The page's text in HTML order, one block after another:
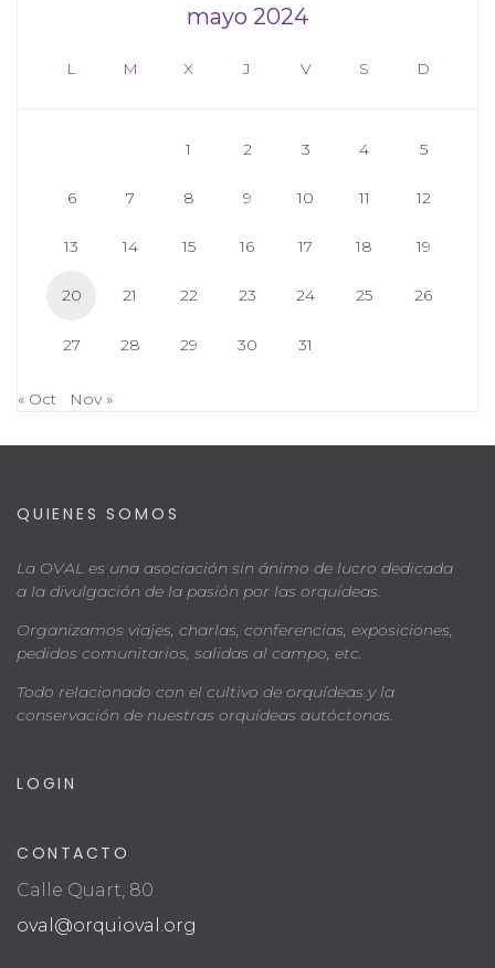
mayo 2024
L M X J V S D
1 2 3 4 5
6 7 8 9 10 11 12
13 14 15 16 17 18 19
20 21 22 23 24 25 26
27 28 29 30 31
« Oct Nov »
QUIENES SOMOS
La OVAL es una asociación sin ánimo de lucro dedicada
a la divulgación de la pasión por las orquídeas.
Organizamos viajes, charlas, conferencias, exposiciones,
pedidos comunitarios, salidas al campo, etc.
Todo relacionado con el cultivo de orquídeas y la
conservación de nuestras orquídeas autóctonas.
LOGIN
CONTACTO
Calle Quart, 80
oval@orquioval.org